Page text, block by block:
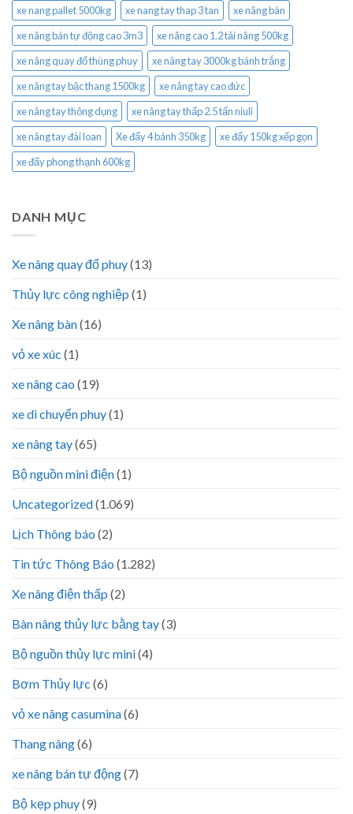
xe nang pallet 5000kg
xe nang tay thap 3 tan
xe nâng bàn
xe nâng bán tự động cao 3m3
xe nâng cao 1.2 tải nâng 500kg
xe nâng quay đổ thùng phuy
xe nâng tay 3000kg bánh trắng
xe nâng tay bậc thang 1500kg
xe nâng tay cao đức
xe nâng tay thông dụng
xe nâng tay thấp 2.5 tấn niuli
xe nâng tay đài loan
Xe đẩy 4 bánh 350kg
xe đẩy 150kg xếp gọn
xe đẩy phong thạnh 600kg
DANH MỤC
Xe nâng quay đổ phuy(13)
Thủy lực công nghiệp (1)
Xe nâng bàn(16)
vỏ xe xúc (1)
xe nâng cao (19)
xe di chuyển phuy(1)
xe nâng tay(65)
Bộ nguồn mini điện(1)
Uncategorized(1.069)
Lịch Thông báo (2)
Tin tức Thông Báo (1.282)
Xe nâng điện thấp (2)
Bàn nâng thủy lực bằng tay(3)
Bộ nguồn thủy lực mini(4)
Bơm Thủy lực (6)
vỏ xe nâng casumina(6)
Thang nâng(6)
xe nâng bán tự động(7)
Bộ kẹp phuy(9)